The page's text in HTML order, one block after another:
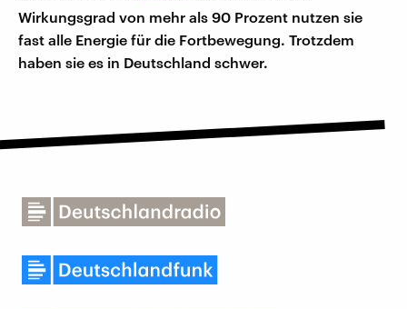
Wirkungsgrad von mehr als 90 Prozent nutzen sie
fast alle Energie für die Fortbewegung. Trotzdem
haben sie es in Deutschland schwer.